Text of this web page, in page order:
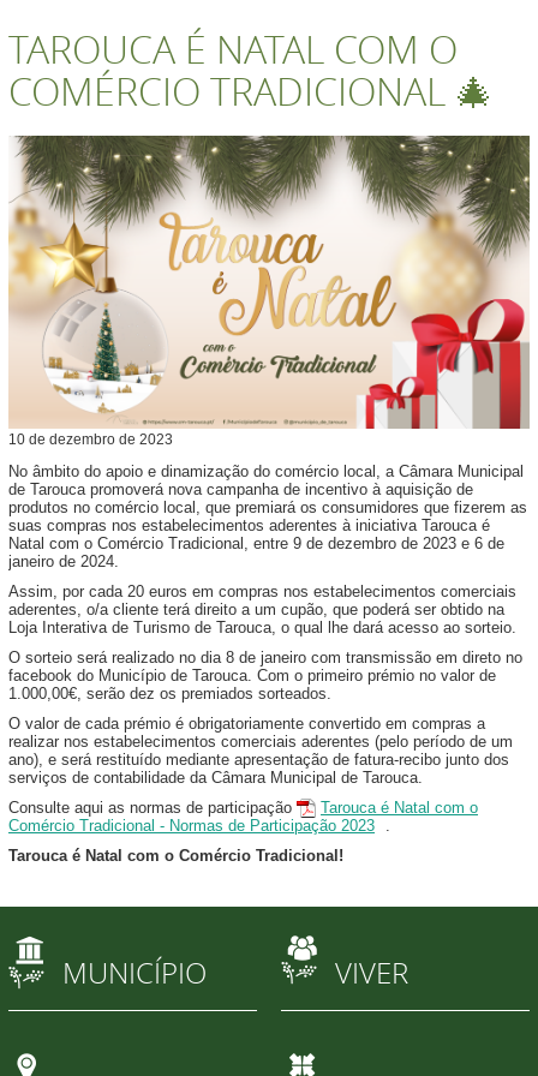
TAROUCA É NATAL COM O
COMÉRCIO TRADICIONAL 🎄
10 de dezembro de 2023
No âmbito do apoio e dinamização do comércio local, a Câmara Municipal
de Tarouca promoverá nova campanha de incentivo à aquisição de
produtos no comércio local, que premiará os consumidores que fizerem as
suas compras nos estabelecimentos aderentes à iniciativa Tarouca é
Natal com o Comércio Tradicional, entre 9 de dezembro de 2023 e 6 de
janeiro de 2024.
Assim, por cada 20 euros em compras nos estabelecimentos comerciais
aderentes, o/a cliente terá direito a um cupão, que poderá ser obtido na
Loja Interativa de Turismo de Tarouca, o qual lhe dará acesso ao sorteio.
O sorteio será realizado no dia 8 de janeiro com transmissão em direto no
facebook do Município de Tarouca. Com o primeiro prémio no valor de
1.000,00€, serão dez os premiados sorteados.
O valor de cada prémio é obrigatoriamente convertido em compras a
realizar nos estabelecimentos comerciais aderentes (pelo período de um
ano), e será restituído mediante apresentação de fatura-recibo junto dos
serviços de contabilidade da Câmara Municipal de Tarouca.
Consulte aqui as normas de participação
Tarouca é Natal com o
Comércio Tradicional - Normas de Participação 2023
.
Tarouca é Natal com o Comércio Tradicional!
MUNICÍPIO VIVER